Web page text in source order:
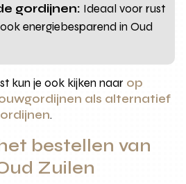
gordijnen: Ideaal voor rust
energiebesparend in Oud
kun je ook kijken naar op
als alternatief
.
bestellen van
Zuilen